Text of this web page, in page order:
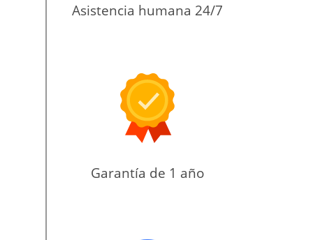
Asistencia humana 24/7
Garantía de 1 año